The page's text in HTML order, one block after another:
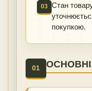
03 Стан
покупкою.
01 ОСНОВНІ